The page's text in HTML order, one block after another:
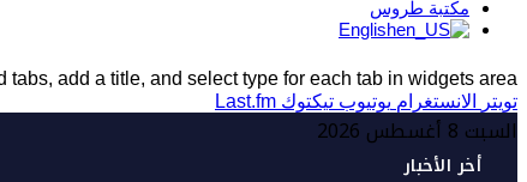
مكتبة طروس
English
add a title, and select type for each tab in widgets area.
تويتر
الانستغرام يوتيوب تيكتوك Last.fm
السبت 8 أغسطس 2026
أخر الأخبار